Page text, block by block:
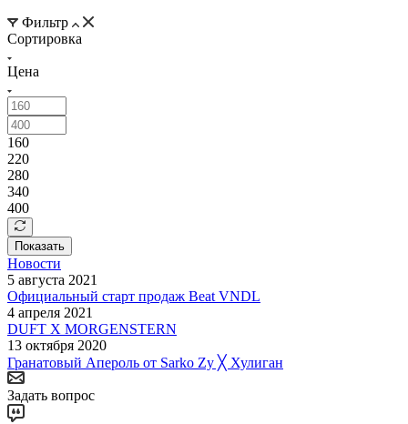
Фильтр
Сортировка
Цена
160
220
280
340
400
Показать
Новости
5 августа 2021
Официальный старт продаж Beat VNDL
4 апреля 2021
DUFT X MORGENSTERN
13 октября 2020
Гранатовый Апероль от Sarko Zy ╳ Хулиган
Задать вопрос